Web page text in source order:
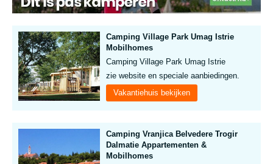
Camping Village Park Umag Istrie
Mobilhomes
Camping Village Park Umag Istrie
zie website en speciale aanbiedingen.
Vakantiehuis bekijken
Camping Vranjica Belvedere Trogir
Dalmatie Appartementen &
Mobilhomes